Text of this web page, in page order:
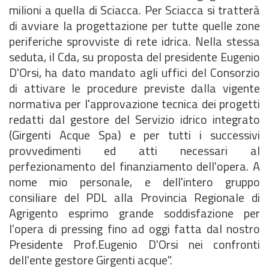
milioni a quella di Sciacca. Per Sciacca si tratterà
di avviare la progettazione per tutte quelle zone
periferiche sprovviste di rete idrica. Nella stessa
seduta, il Cda,su proposta del presidente Eugenio
D'Orsi, ha dato mandato agli uffici del Consorzio
di attivare le procedure previste dalla vigente
normativa per l'approvazione tecnica dei progetti
redatti dal gestore del Servizio idrico integrato
(Girgenti Acque Spa) e per tutti i successivi
provvedimenti ed atti necessari al
perfezionamento del finanziamento dell'opera. A
nome mio personale, e dell'intero gruppo
consiliare del PDL alla Provincia Regionale di
Agrigento esprimo grande soddisfazione per
l'opera di pressing fino ad oggi fatta dal nostro
Presidente Prof.Eugenio D'Orsi nei confronti
dell'ente gestoreGirgentiacque".